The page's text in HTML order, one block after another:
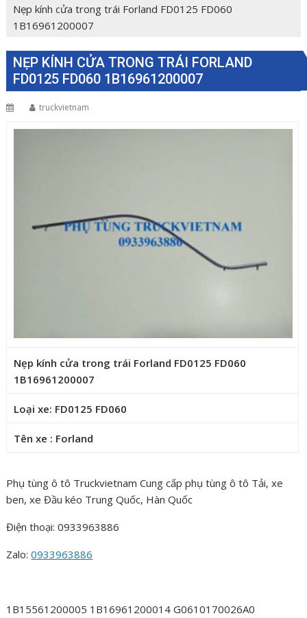
Nẹp kính cửa trong trái Forland FD0125 FD060
1B16961200007
NẸP KÍNH CỬA TRONG TRÁI FORLAND
FD0125 FD060 1B16961200007
truckvietnam
Nẹp kính cửa trong trái Forland FD0125 FD060
1B16961200007
Loại xe: FD0125 FD060
Tên xe : Forland
Phụ tùng ô tô Truckvietnam Cung cấp phụ tùng ô tô Tải, xe
ben, xe Đầu kéo Trung Quốc, Hàn Quốc
Điện thoại: 0933963886
Zalo:0933963886
1B15561200005 1B16961200014 G0610170026A0